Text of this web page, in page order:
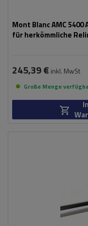
Mont Blanc AMC
für herkömmliche
245,39 € inkl. MwSt
Große Menge